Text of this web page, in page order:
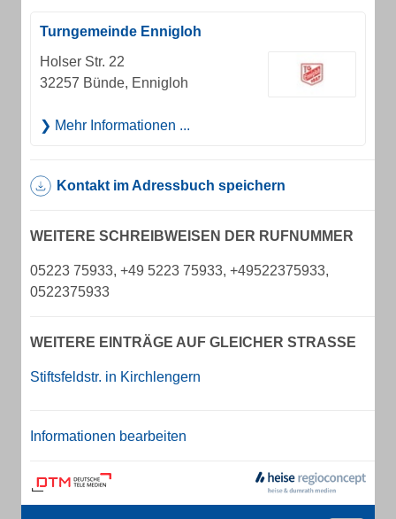
Turngemeinde Ennigloh
Holser Str. 22
32257 Bünde, Ennigloh
Mehr Informationen ...
Kontakt im Adressbuch speichern
WEITERE SCHREIBWEISEN DER RUFNUMMER
05223 75933, +49 5223 75933, +49522375933,
0522375933
WEITERE EINTRÄGE AUF GLEICHER STRASSE
Stiftsfeldstr. in Kirchlengern
Informationen bearbeiten